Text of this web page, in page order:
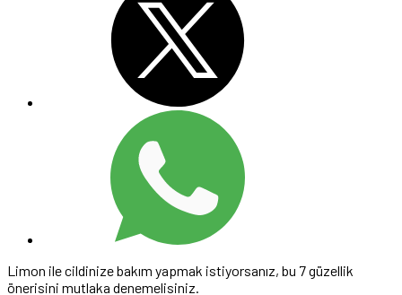
Limon ile cildinize bakım yapmak istiyorsanız, bu 7 güzellik
önerisini mutlaka denemelisiniz.